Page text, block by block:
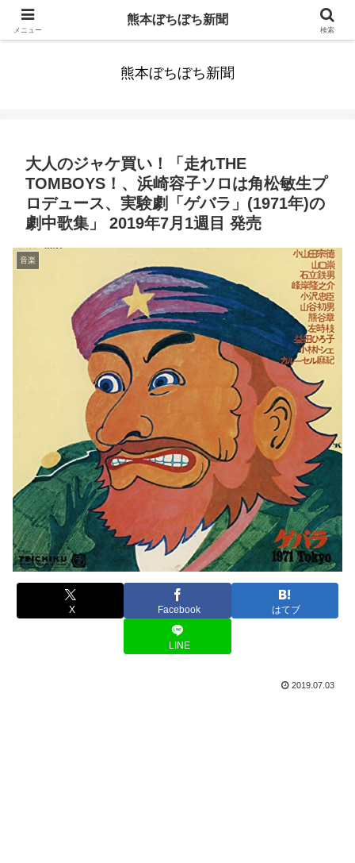
みんなまだ気づかずすごしていたんだわ。ずっといっしょに歩いてゆけるっ
熊本ぼちぼち新聞
大人のジャケ買い！「走れTHE
TOMBOYS！、浜崎容子ソロは角松敏生プ
ロデュース、実験劇「ゲバラ」(1971年)の
劇中歌集」 2019年7月1週目 発売
音楽
X Facebook はてブ
LINE
2019.07.03
メニュー
熊本ぼちぼち新聞
検索